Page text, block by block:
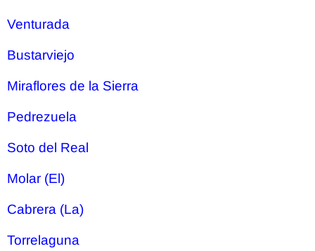
Venturada
Bustarviejo
Miraflores de la Sierra
Pedrezuela
Soto del Real
Molar (El)
Cabrera (La)
Torrelaguna